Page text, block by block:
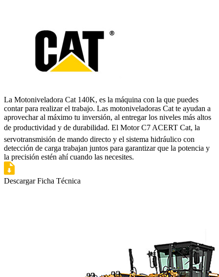
La Motoniveladora Cat 140K, es la máquina con la que puedes
contar para realizar el trabajo. Las motoniveladoras Cat te ayudan a
aprovechar al máximo tu inversión, al entregar los niveles más altos
de productividad y de durabilidad. El Motor C7 ACERT Cat, la
servotransmisión de mando directo y el sistema hidráulico con
detección de carga trabajan juntos para garantizar que la potencia y
la precisión estén ahí cuando las necesites.
Descargar Ficha Técnica